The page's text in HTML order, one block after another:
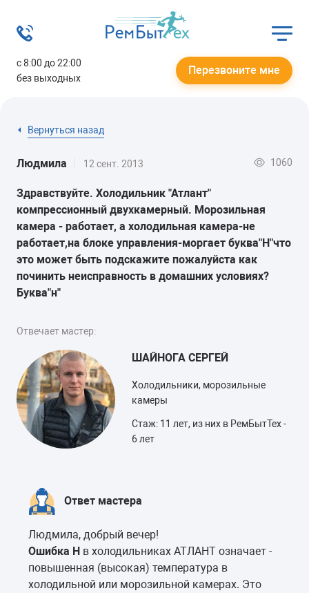
с 8:00 до 22:00
без выходных
Перезвоните мне
Вернуться назад
Людмила 12 сент. 2013 1060
Здравствуйте. Холодильник "Атлант"
компрессионный двухкамерный. Морозильная
камера - работает, а холодильная камера-не
работает,на блоке управления-моргает буква"Н"что
это может быть подскажите пожалуйста как
починить неисправность в домашних условиях?
Буква"н"
Отвечает мастер:
ШАЙНОГА СЕРГЕЙ
Холодильники, морозильные
камеры
Стаж: 11 лет, из них в РемБытТех -
6 лет
Ответ мастера
Людмила, добрый вечер!
Ошибка H в холодильниках АТЛАНТ означает -
повышенная (высокая) температура в
холодильной или морозильной камерах. Это